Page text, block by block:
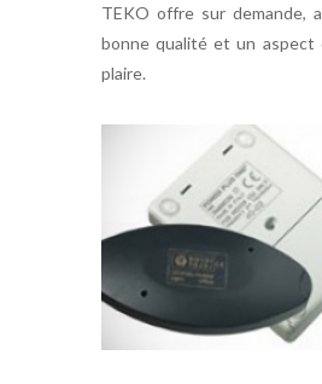
TEKO offre sur demande,
bonne qualité et un
plaire.